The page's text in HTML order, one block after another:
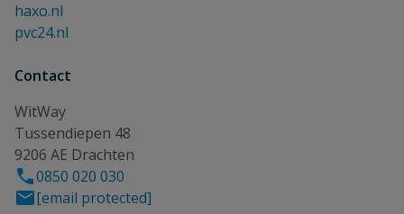
haxo.nl
pvc24.nl
Contact
WitWay
Tussendiepen 48
9206 AE Drachten
0850 020 030
[email protected]